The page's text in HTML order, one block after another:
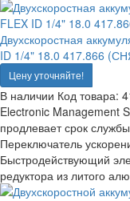
Двухскоростная
ID 1/4" 18.0 417.866
Цену уточняйте!
В наличии Код товара:
Electronic Management
продлевает срок
Переключатель
Быстродействующий
редуктора из литого